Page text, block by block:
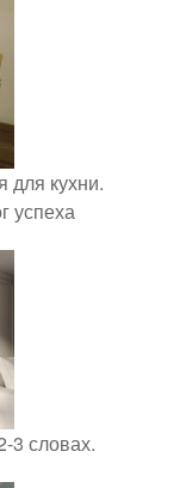
для кухни.
успеха
3 словах.